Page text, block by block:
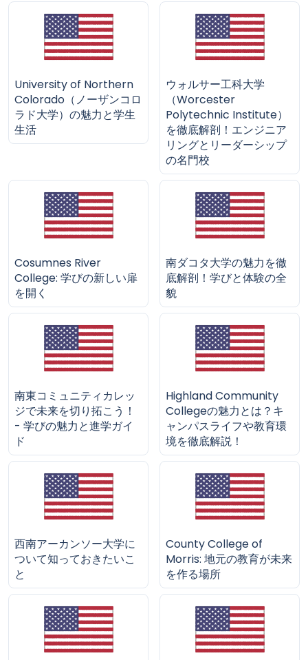
University of Northern
Colorado（ノーザンコロ
ラド大学）の魅力と学生
生活
ウォルサー工科大学
（Worcester
Polytechnic Institute）
を徹底解剖！エンジニア
リングとリーダーシップ
の名門校
Cosumnes River
College: 学びの新しい扉
を開く
南ダコタ大学の魅力を徹
底解剖！学びと体験の全
貌
南東コミュニティカレッ
ジで未来を切り拓こう！
- 学びの魅力と進学ガイ
ド
Highland Community
Collegeの魅力とは？キ
ャンパスライフや教育環
境を徹底解説！
西南アーカンソー大学に
ついて知っておきたいこ
と
County College of
Morris: 地元の教育が未来
を作る場所